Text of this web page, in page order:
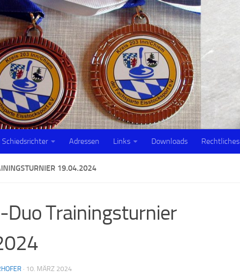
Schiedsrichter Adressen Links Downloads Rechtliches
19.04.2024
Duo Trainingsturnier
· 10. MÄRZ 2024